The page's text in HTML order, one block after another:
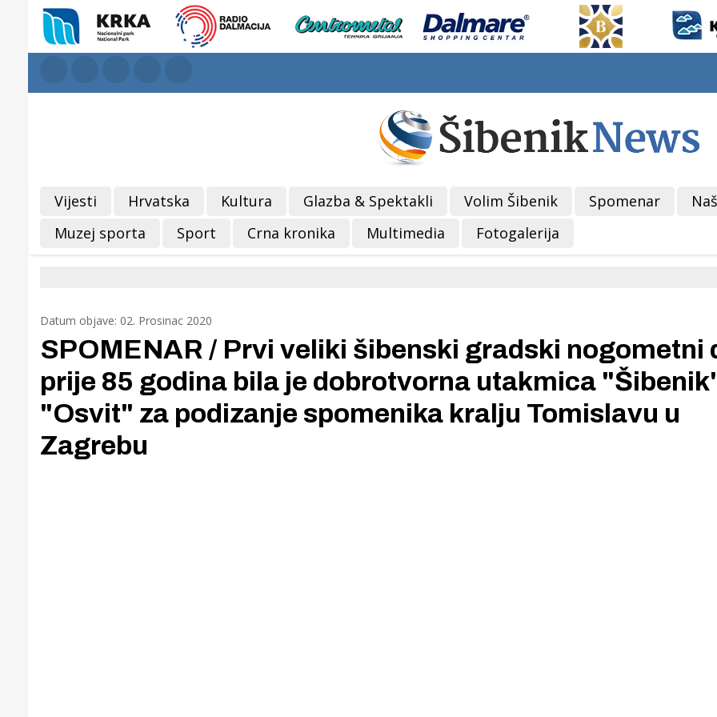
Vijesti Hrvatska Kultura Glazba & Spektakli Volim Šibenik Spomenar
Muzej sporta
Sport Crna kronika Multimedia Fotogalerija
Datum objave: 02. Prosinac 2020
SPOMENAR / Prvi veliki šibenski gradski nogometni
prije 85 godina bila je dobrotvorna utakmica
"Osvit" za podizanje spomenika kralju Tomislavu u
Zagrebu